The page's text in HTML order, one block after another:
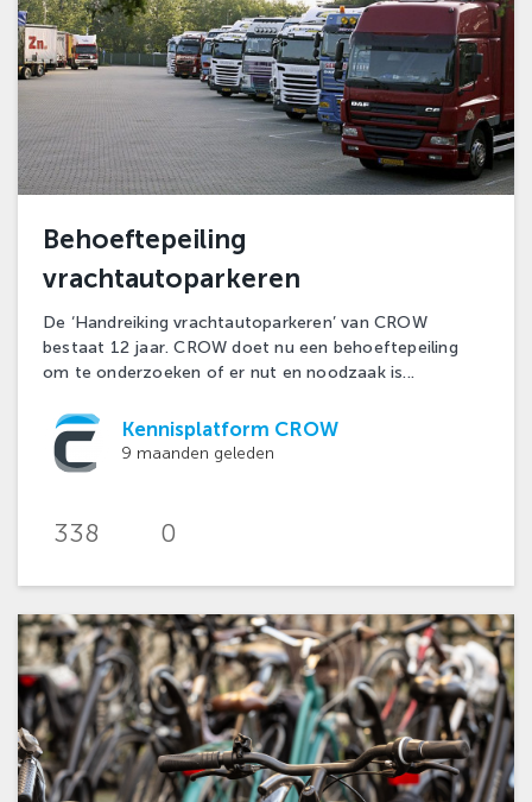
Behoeftepeiling
vrachtautoparkeren
De ‘Handreiking vrachtautoparkeren’ van CROW
bestaat 12 jaar. CROW doet nu een behoeftepeiling
om te onderzoeken of er nut en noodzaak is...
Kennisplatform CROW
9 maanden geleden
338 0